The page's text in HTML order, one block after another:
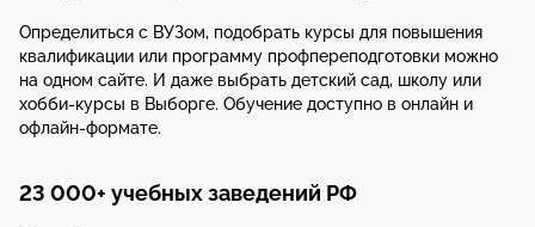
Определиться с ВУЗом, подобрать курсы для повышения
квалификации или программу профпереподготовки можно
на одном сайте. И даже выбрать детский сад, школу или
хобби-курсы в Выборге. Обучение доступно в онлайн и
офлайн-формате.
23 000+ учебных заведений РФ